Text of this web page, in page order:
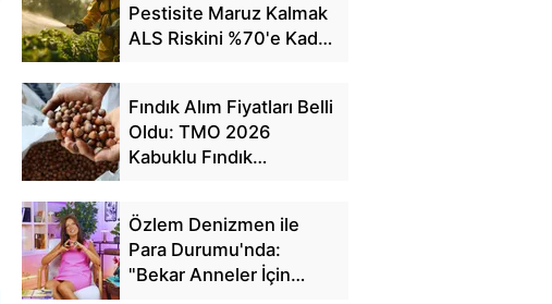
Pestisite Maruz Kalmak
ALS Riskini %70'e Kadar
Fındık Alım Fiyatları Belli
Oldu: TMO 2026
Kabuklu Fındık
Özlem Denizmen ile
Para Durumu'nda:
"Bekar Anneler İçin